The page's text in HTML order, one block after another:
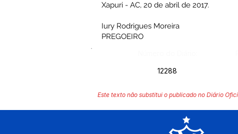
Xapuri - AC, 20 de abril de 2017.
Iury Rodrigues Moreira
PREGOEIRO
12288
Este texto não substitui o publicado no Diário